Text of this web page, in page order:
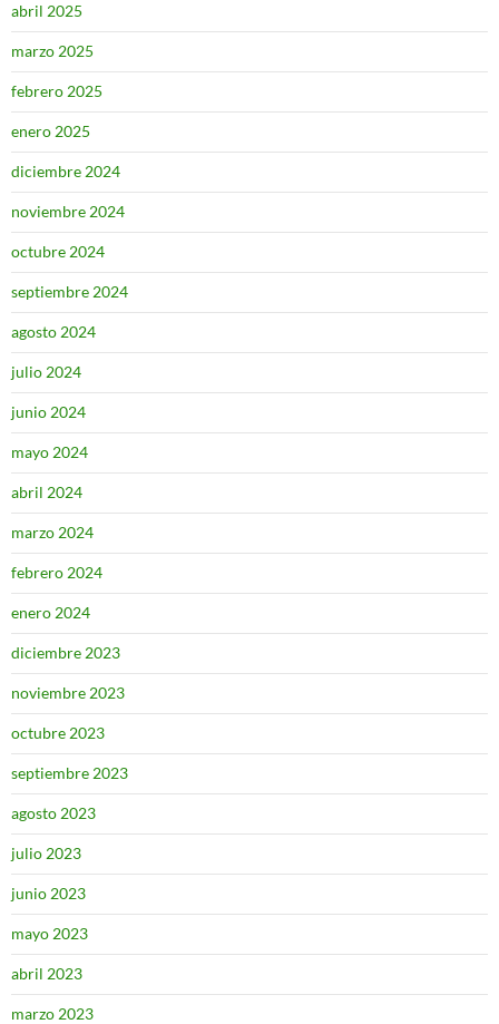
abril 2025
marzo 2025
febrero 2025
enero 2025
diciembre 2024
noviembre 2024
octubre 2024
septiembre 2024
agosto 2024
julio 2024
junio 2024
mayo 2024
abril 2024
marzo 2024
febrero 2024
enero 2024
diciembre 2023
noviembre 2023
octubre 2023
septiembre 2023
agosto 2023
julio 2023
junio 2023
mayo 2023
abril 2023
marzo 2023